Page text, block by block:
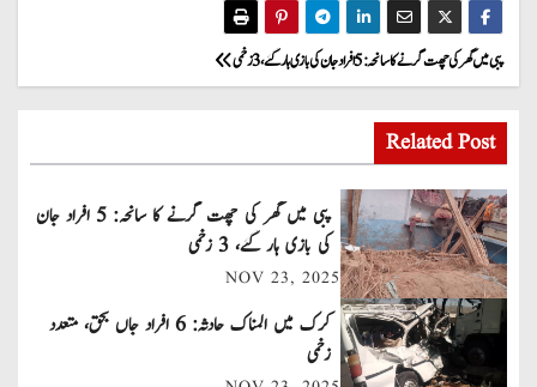
P
o
s
t
n
a
v
پبی میں گھر کی چھت گرنے کا سانحہ: 5 افراد جان کی بازی ہار گئے، 3 زخمی
Related Post
پبی میں گھر کی چھت گرنے کا سانحہ: 5 افراد جان
کی بازی ہار گئے، 3 زخمی
NOV 23, 2025
کرک میں المناک حادثہ: 6 افراد جاں بحق، متعدد
زخمی